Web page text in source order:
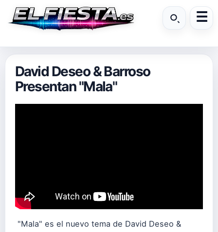
David Deseo & Barroso
Presentan "Mala"
"Mala" es el nuevo tema de David Deseo &